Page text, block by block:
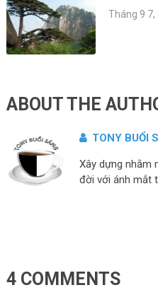
Tháng 9 7,
ABOUT THE
TONY BUỔI
Xây dựng nhằm
đời với ánh mắt
4 COMMENTS